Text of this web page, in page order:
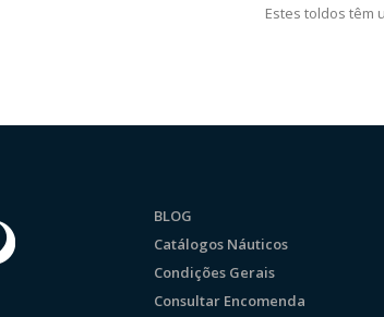
Estes toldos têm
BLOG
Catálogos Náuticos
Condições Gerais
Consultar Encomenda